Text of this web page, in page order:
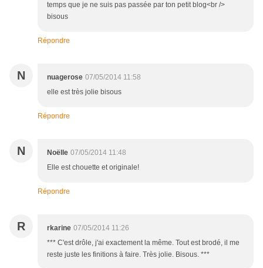
temps que je ne suis pas passée par ton petit blog<br />
bisous
Répondre
N nuagerose 07/05/2014 11:58
elle est très jolie bisous
Répondre
N Noëlle 07/05/2014 11:48
Elle est chouette et originale!
Répondre
R rkarine 07/05/2014 11:26
*** C'est drôle, j'ai exactement la même. Tout est brodé, il me
reste juste les finitions à faire. Très jolie. Bisous. ***